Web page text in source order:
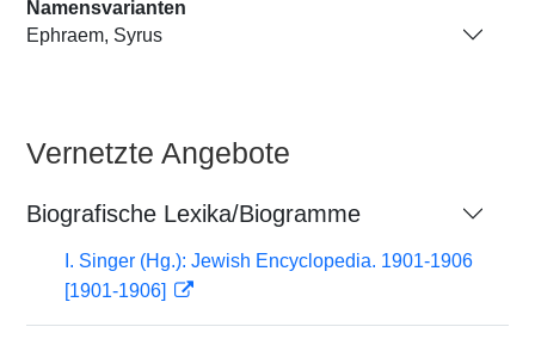
Namensvarianten
Ephraem, Syrus
Vernetzte Angebote
Biografische Lexika/Biogramme
I. Singer (Hg.): Jewish Encyclopedia. 1901-1906
[1901-1906]